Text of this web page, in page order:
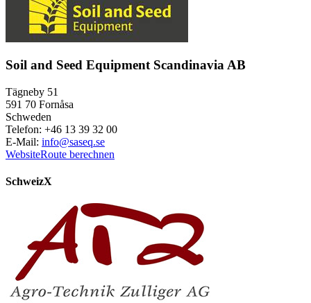
Soil and Seed Equipment Scandinavia AB
Tägneby 51
591 70 Fornåsa
Schweden
Telefon: +46 13 39 32 00
E-Mail: info@saseq.se
WebsiteRoute berechnen
SchweizX